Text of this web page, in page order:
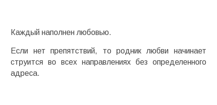
Каждый наполнен любовью.
Если нет препятствий, то родник любви начинает
струится во всех направлениях без определенного
адреса.